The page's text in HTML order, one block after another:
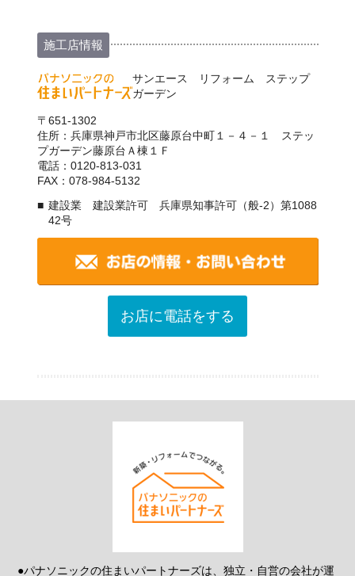
施工店情報
サンエース リフォーム ステップ
ガーデン
〒651-1302
住所：兵庫県神戸市北区藤原台中町１－４－１ ステッ
プガーデン藤原台Ａ棟１Ｆ
電話：0120-813-031
FAX：078-984-5132
建設業 建設業許可 兵庫県知事許可（般-2）第1088
42号
お店に電話をする
●パナソニックの住まいパートナーズは、独立・自営の会社が運